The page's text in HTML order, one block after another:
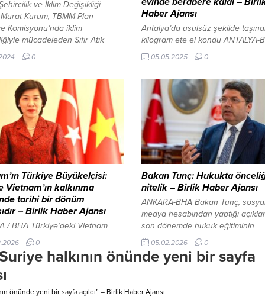
ve İklim Değişikliği
Kurum, TBMM Plan
Komisyonu’nda iklim
mücadeleden Sıfır Atık
millet bahçelerinden çevre
koruma projelerine kadar
TBMM İZMİR KÖRFEZİ’NİN
TBMM’DE Bakan Kurum,
üyelerine kirli su numunesini
İzmir Körfezi’ndeki kirliliği
0
Haber Ajansı
Antalya’da usulsüz şekilde
kilogram ete el kondu ANTALYA-
Antalya Kemer İlçe Stadı’nda
maçı, Kemer Belediye Başkanı
Yardımcısı Semih Top
birlikte izledi. Kemer Belediye
Spor Başkanı ve aynı zamanda
antrenörü Ayhan Süel
Kemer Belediye Merkez Spor
karşılaşmanın ilk...
05.05.2025 0
Türkiye Büyükelçisi:
Vietnam’ın kalkınma
tarihi bir dönüm
– Birlik Haber Ajansı
/ BHA Türkiye’deki Vietnam
Vietnam Komünist Partisi’nin
Delegeler Kongresi’ne ilişkin
bulundu. Büyükelçi,
Vietnam’ın kalkınma
tarihi bir dönüm noktası
vurguladı. İŞTE RÖPORTAJIN
0
Bakan Tunç: Hukukta
nitelik – Birlik Haber Ajansı
ANKARA-BHA Bakan Tunç,
medya hesabından yaptığı
son dönemde hukuk eğitiminin
kalitesiyle ilgili çeşitli rapor ve
eleştirilerin gündeme geldiğini
Bazı değerlendirmelerin eksik
olarak görmediklerini kaydetti.
05.02.2026 0
halkının önünde yeni bir sayfa
önünde yeni bir sayfa açıldı” – Birlik Haber Ajansı